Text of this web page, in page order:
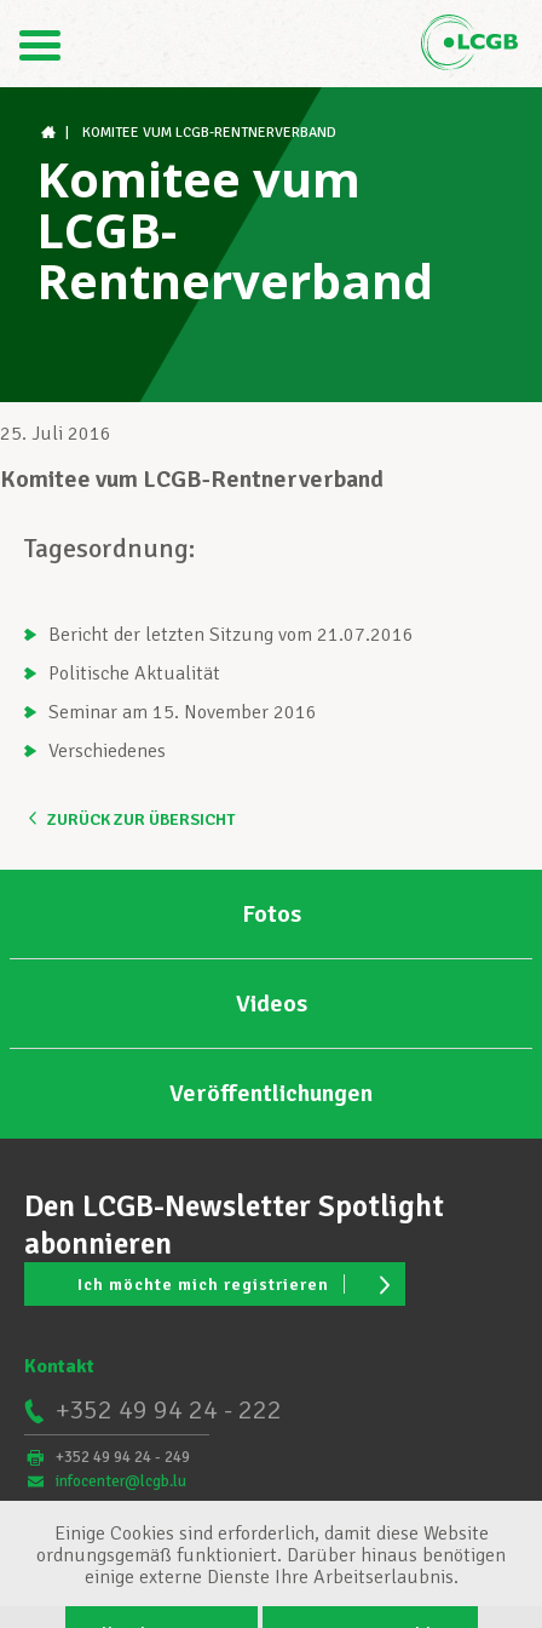
FR
Der LCGB
Gewerkschaftsstrukturen
Unterstützung im Arbeitsalltag
KOMITEE VUM LCGB-RENTNERVERBAND
Komitee vum
LCGB-
Rentnerverband
25. Juli 2016
Komitee vum LCGB-Rentnerverband
Tagesordnung:
Bericht der letzten Sitzung vom 21.07.2016
Politische Aktualität
Seminar am 15. November 2016
Verschiedenes
ZURÜCK ZUR ÜBERSICHT
Fotos
Videos
Veröffentlichungen
Den LCGB-Newsletter Spotlight
abonnieren
Ich möchte mich registrieren
Kontakt
+352 49 94 24 - 222
+352 49 94 24 - 249
infocenter@lcgb.lu
Einige Cookies sind erforderlich, damit diese Website
ordnungsgemäß funktioniert. Darüber hinaus benötigen
einige externe Dienste Ihre Arbeitserlaubnis.